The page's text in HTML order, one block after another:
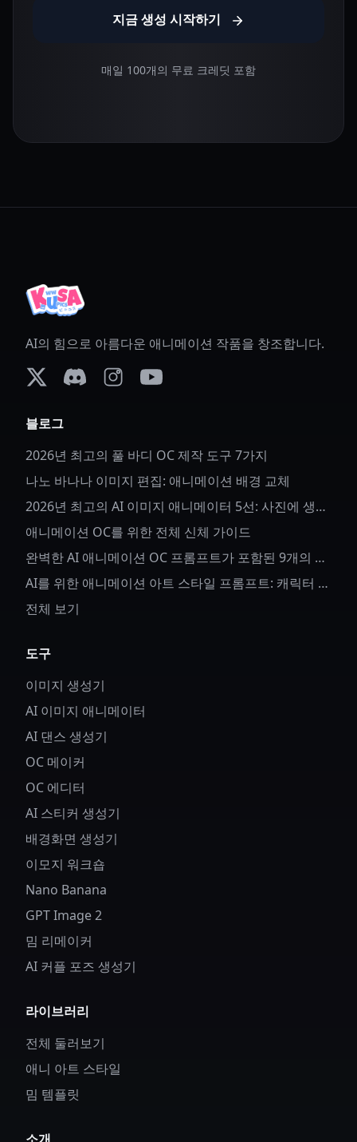
지금 생성 시작하기
매일 100개의 무료 크레딧 포함
AI의 힘으로 아름다운 애니메이션 작품을 창조합니다.
블로그
2026년 최고의 풀 바디 OC 제작 도구 7가지
나노 바나나 이미지 편집: 애니메이션 배경 교체
2026년 최고의 AI 이미지 애니메이터 5선: 사진에 생명
을 불어넣다
애니메이션 OC를 위한 전체 신체 가이드
완벽한 AI 애니메이션 OC 프롬프트가 포함된 9개의 애
니메이션 OC 아이디어
AI를 위한 애니메이션 아트 스타일 프롬프트: 캐릭터 세
부사항과 스타일 제어 방법
전체 보기
도구
이미지 생성기
AI 이미지 애니메이터
AI 댄스 생성기
OC 메이커
OC 에디터
AI 스티커 생성기
배경화면 생성기
이모지 워크숍
Nano Banana
GPT Image 2
밈 리메이커
AI 커플 포즈 생성기
라이브러리
전체 둘러보기
애니 아트 스타일
밈 템플릿